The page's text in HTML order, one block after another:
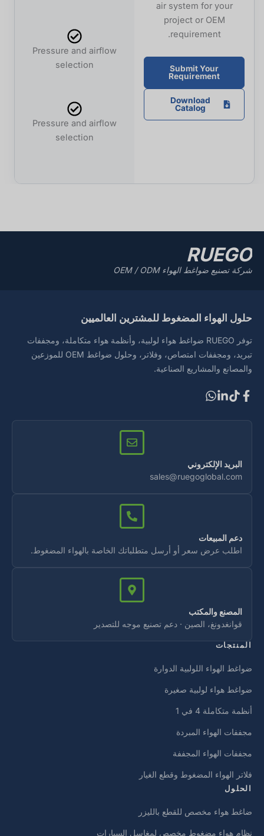
air system for your
project or OEM
requirement.
Submit Your
Requirement
Download
Catalog
Pressure and airflow
selection
Pressure and airflow
selection
RUEGO
شركة تصنيع ضواغط الهواء OEM / ODM
حلول الهواء المضغوط للمشترين العالميين
توفر RUEGO ضواغط هواء لولبية، وأنظمة هواء متكاملة، ومجففات
تبريد، ومجففات امتصاص، وفلاتر، وحلول ضواغط OEM للموزعين
والمصانع والمشاريع الصناعية.
البريد الإلكتروني
sales@ruegoglobal.com
دعم المبيعات
اطلب عرض سعر أو أرسل متطلباتك الخاصة بالهواء المضغوط.
المصنع والمكتب
قوانغدونغ، الصين · دعم تصنيع موجه للتصدير
المنتجات
ضواغط الهواء اللولبية الدوارة
ضواغط هواء لولبية صغيرة
أنظمة متكاملة 4 في 1
مجففات الهواء المبردة
مجففات الهواء المجففة
فلاتر الهواء المضغوط وقطع الغيار
الحلول
ضاغط هواء مخصص للقطع بالليزر
نظام هواء مضغوط مخصص لمغاسل السيارات